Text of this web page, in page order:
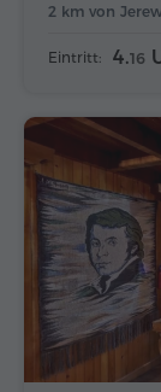
2 km von
Eintritt: 4.16